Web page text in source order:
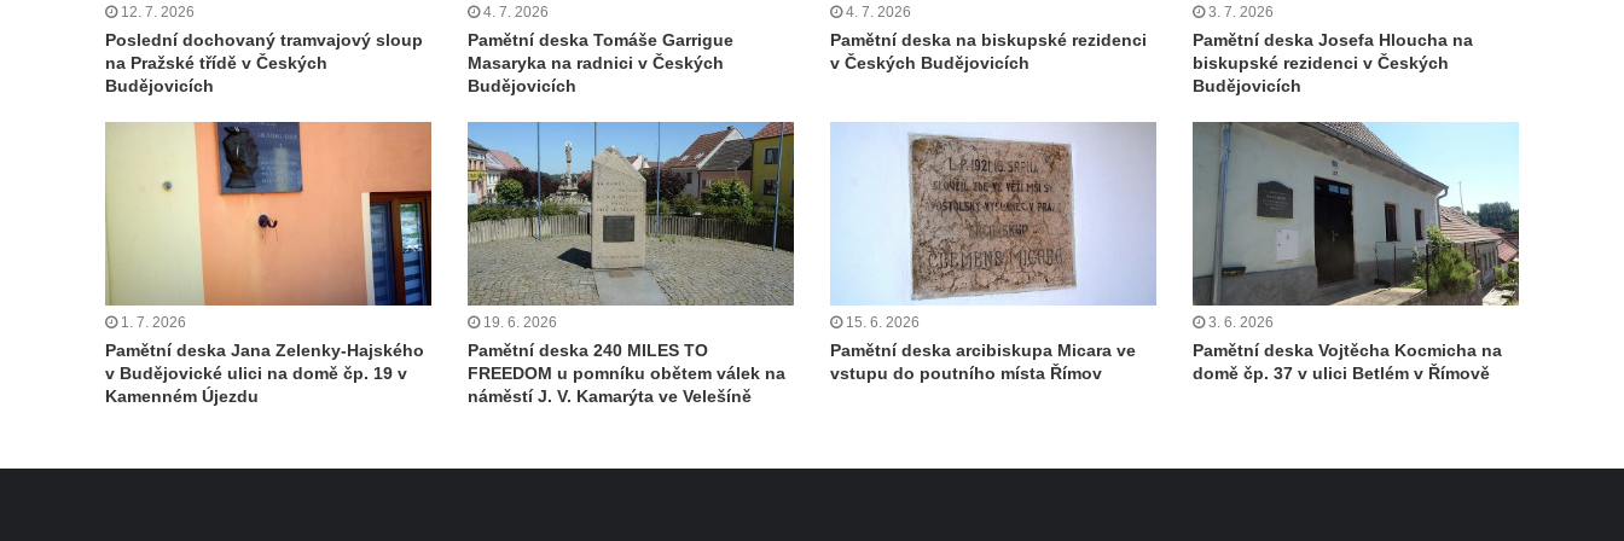
Pamětní deska povodní 2013 ve Velkých
Žernosekách
jeho rodném domě čp. 33 v Černické ulici v
Horním Jiřetíně
Pamětní deska Ludwiga Freunda na domě
čp. 76 na Marxově náměstí v Postoloprtech
Pamětní deska Antonie a Stanislava
Vratislavových na obecním úřadu v
Pamětní deska biskupa Wenzela Frinda na
hřbitovní kapli v Lipové
domě čp. 101 v Novém Boru
12. 7. 2026
Poslední dochovaný tramvajový sloup
na Pražské třídě v Českých
Budějovicích
4. 7. 2026
Pamětní deska Tomáše Garrigue
Masaryka na radnici v Českých
Budějovicích
4. 7. 2026
Pamětní deska na biskupské rezidenci
v Českých Budějovicích
3. 7. 2026
Pamětní deska Josefa Hloucha na
biskupské rezidenci v Českých
Budějovicích
1. 7. 2026
Pamětní deska Jana Zelenky-Hajského
v Budějovické ulici na domě čp. 19 v
Kamenném Újezdu
19. 6. 2026
Pamětní deska 240 MILES TO
FREEDOM u pomníku obětem válek na
náměstí J. V. Kamarýta ve Velešíně
15. 6. 2026
Pamětní deska arcibiskupa Micara ve
vstupu do poutního místa Římov
3. 6. 2026
Pamětní deska Vojtěcha Kocmicha na
domě čp. 37 v ulici Betlém v Římově